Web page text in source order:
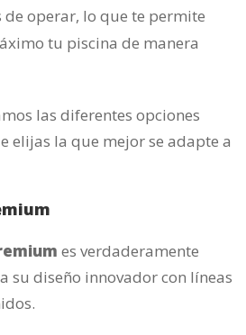
de operar, lo que te permite
tu piscina de manera
las diferentes opciones
elijas la que mejor se adapte a
es verdaderamente
su diseño innovador con líneas